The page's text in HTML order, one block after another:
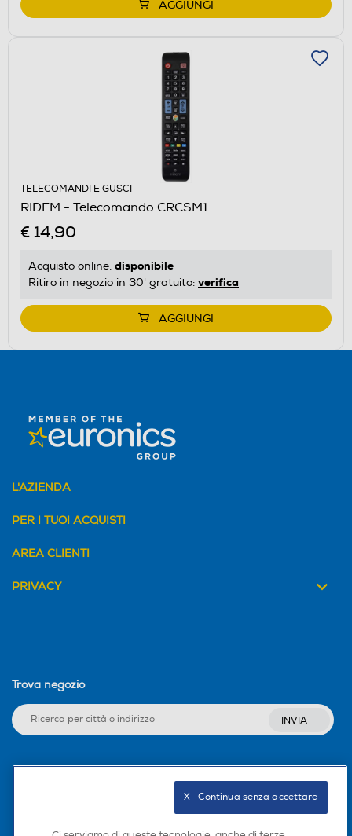
AGGIUNGI
TELECOMANDI E GUSCI
RIDEM - Telecomando CRCSM1
€ 14,90
Acquisto online: disponibile
Ritiro in negozio in 30' gratuito: verifica
AGGIUNGI
L'AZIENDA
PER I TUOI ACQUISTI
AREA CLIENTI
PRIVACY
Trova negozio
INVIA
X   Continua senza accettare